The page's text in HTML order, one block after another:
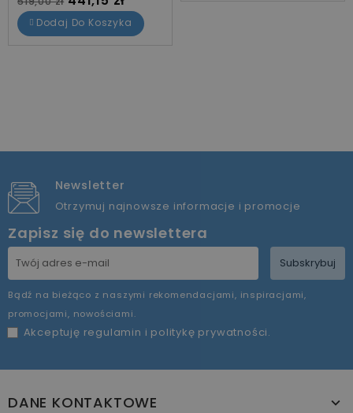
Dodaj Do Koszyka
Newsletter
Otrzymuj najnowsze informacje i promocje
Zapisz się do newslettera
Subskrybuj
Bądź na bieżąco z naszymi rekomendacjami, inspiracjami,
promocjami, nowościami.
Akceptuję regulamin i politykę prywatności.
DANE KONTAKTOWE